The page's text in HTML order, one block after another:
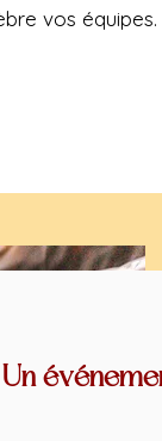
vos équipes.
Un